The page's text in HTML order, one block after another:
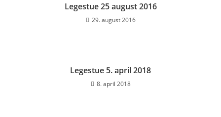
Legestue 25 august 2016
29. august 2016
Legestue 5. april 2018
8. april 2018